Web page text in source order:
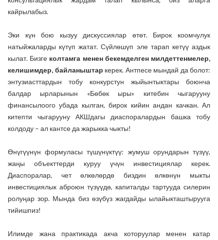
кайрылабыз.
Эки күн бою кызуу дискуссиялар өтөт. Бирок коомчулук
натыйжаларды күтүп жатат. Сүйлөшүп эле тарап кетүү аздык
кылат. Бизге колтамга менен бекемделген милдеттенмелер,
келишимдер, байланыштар керек. Антпесе мындай да болот:
энтузиасттардын тобу конкурстун жыйынтыктары боюнча
балдар ырларынын «Бөбөк ыры» китебин чыгарууну
финансылоого убада кылган, бирок кийин андан качкан. Ал
китепти чыгарууну АКШдагы диаспоралардын башка тобу
колдоду – ал кантсе да жарыкка чыкты!
Өнүгүүнүн формуласы түшүнүктүү: жумуш орундарын түзүү,
жаңы объекттерди куруу үчүн инвестициялар керек.
Диаспоралар, чет өлкөлөрдө биздин өлкөнүн мыкты
инвестициялык аброюн түзүүдө, капиталды тартууда силерин
ролуңар зор. Мында биз өзүбүз жагдайды ылайыкташтырууга
тийишпиз!
Илимде жана практикада акча которуулар менен катар